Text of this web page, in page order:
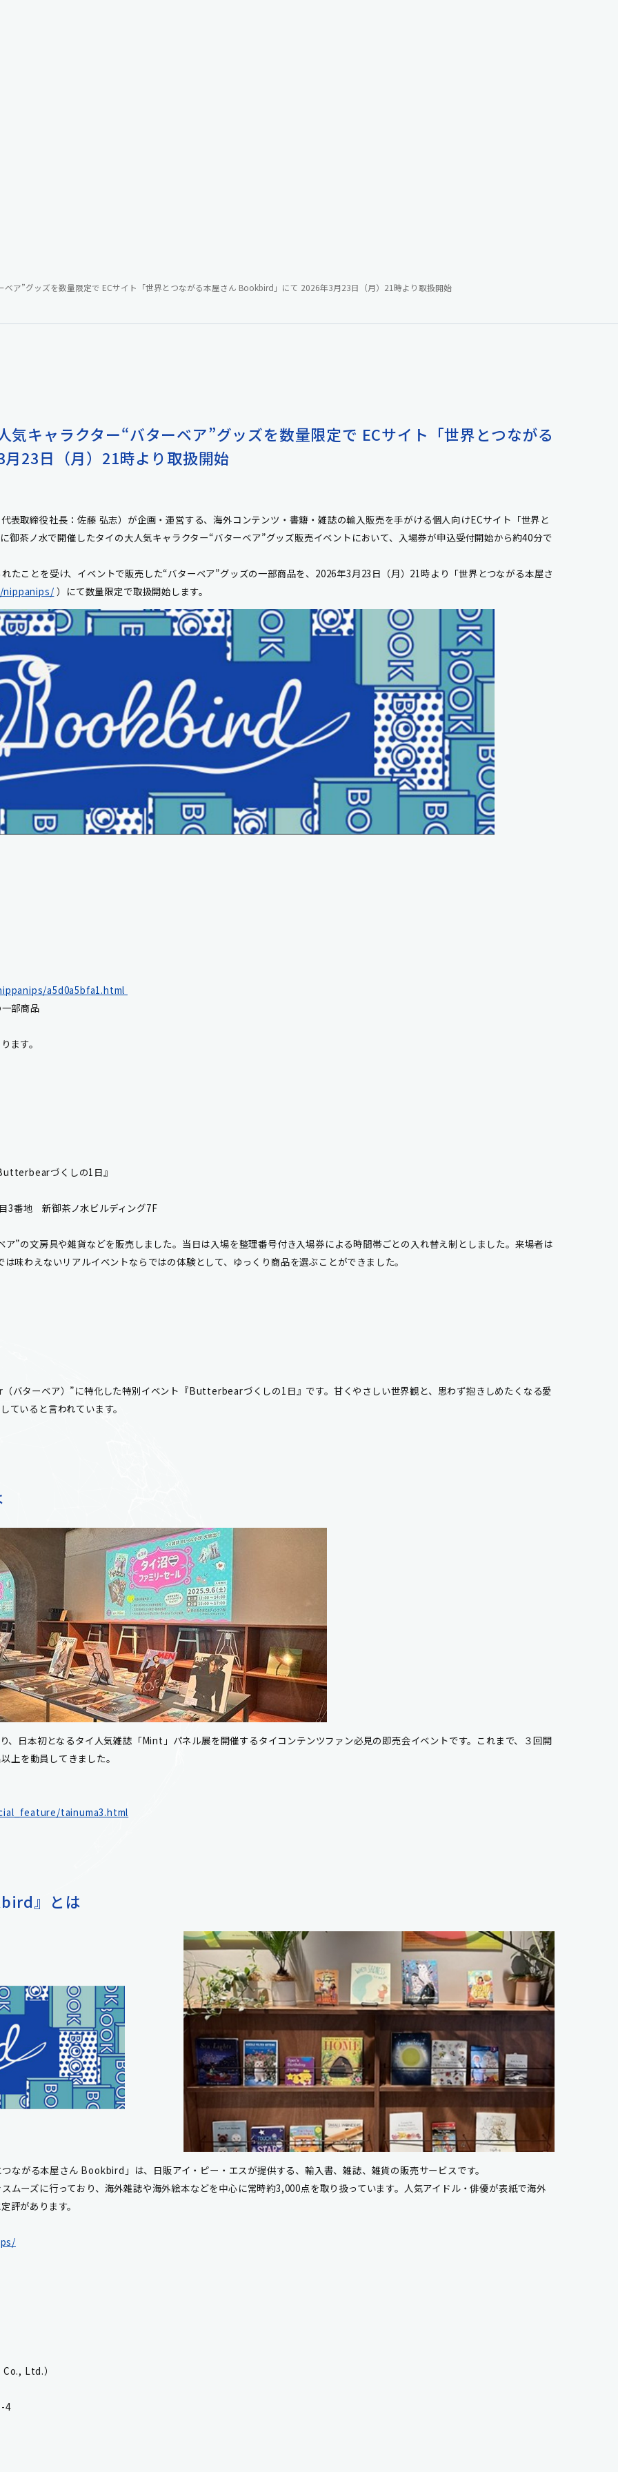
ア”グッズを数量限定で ECサイト「世界とつながる本屋さん Bookbird」にて 2026年3月23日（月）21時より取扱開始
キャラクター“バターベア”グッズを数量限定で ECサイト「世界とつながる
23日（月）21時より取扱開始
取締役社長：佐藤 弘志）が企画・運営する、海外コンテンツ・書籍・雑誌の輸入販売を手がける個人向けECサイト「世界と
茶ノ水で開催したタイの大人気キャラクター“バターベア”グッズ販売イベントにおいて、入場券が申込受付開始から約40分で
ことを受け、イベントで販売した“バターベア”グッズの一部商品を、2026年3月23日（月）21時より「世界とつながる本屋さ
）にて数量限定で取扱開始します。
a5d0a5bfa1.html
部商品
ます。
づくしの1日』
地 新御茶ノ水ビルディング7F
”の文房具や雑貨などを販売しました。当日は入場を整理番号付き入場券による時間帯ごとの入れ替え制としました。来場者は
味わえないリアルイベントならではの体験として、ゆっくり商品を選ぶことができました。
ターベア）”に特化した特別イベント『Butterbearづくしの1日』です。甘くやさしい世界観と、思わず抱きしめたくなる愛
ていると言われています。
日本初となるタイ人気雑誌「Mint」パネル展を開催するタイコンテンツファン必見の即売会イベントです。これまで、３回開
上を動員してきました。
tainuma3.html
』とは
がる本屋さん Bookbird」は、日販アイ・ピー・エスが提供する、輸入書、雑誌、雑貨の販売サービスです。
ムーズに行っており、海外雑誌や海外絵本などを中心に常時約3,000点を取り扱っています。人気アイドル・俳優が表紙で海外
評があります。
Ltd.）
4